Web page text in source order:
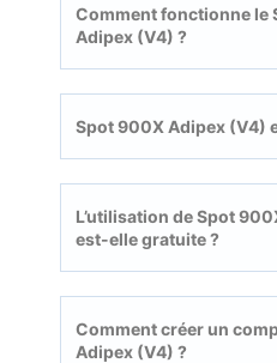
Comment fonctionne le
Adipex (V4) ?
Spot 900X Adipex (V4)
L’utilisation de Spot
est-elle gratuite ?
Comment créer un
Adipex (V4) ?